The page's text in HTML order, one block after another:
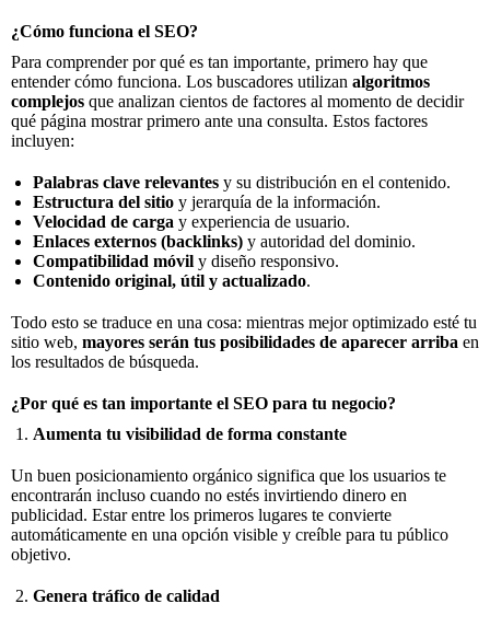
¿Cómo funciona el SEO?
Para comprender por qué es tan importante, primero hay que
entender cómo funciona. Los buscadores utilizan algoritmos
complejos que analizan cientos de factores al momento de decidir
qué página mostrar primero ante una consulta. Estos factores
incluyen:
Palabras clave relevantes y su distribución en el contenido.
Estructura del sitio y jerarquía de la información.
Velocidad de carga y experiencia de usuario.
Enlaces externos (backlinks) y autoridad del dominio.
Compatibilidad móvil y diseño responsivo.
Contenido original, útil y actualizado.
Todo esto se traduce en una cosa: mientras mejor optimizado esté tu
sitio web, mayores serán tus posibilidades de aparecer arriba en
los resultados de búsqueda.
¿Por qué es tan importante el SEO para tu negocio?
Aumenta tu visibilidad de forma constante
Un buen posicionamiento orgánico significa que los usuarios te
encontrarán incluso cuando no estés invirtiendo dinero en
publicidad. Estar entre los primeros lugares te convierte
automáticamente en una opción visible y creíble para tu público
objetivo.
Genera tráfico de calidad